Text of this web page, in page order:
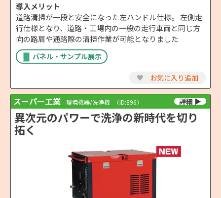
導入メリット
道路清掃が一段と安全になった左ハンドル仕様。 左側走
行仕様となり、道路・工場内の一般の走行車両と同じ方
向の路肩や通路際の清掃作業が可能となりました
パネル・サンプル展示
♥ お気に入り追加
スーパー工業 環境機器/洗浄機 （ID:896）
異次元のパワーで洗浄の新時代を切り
拓く